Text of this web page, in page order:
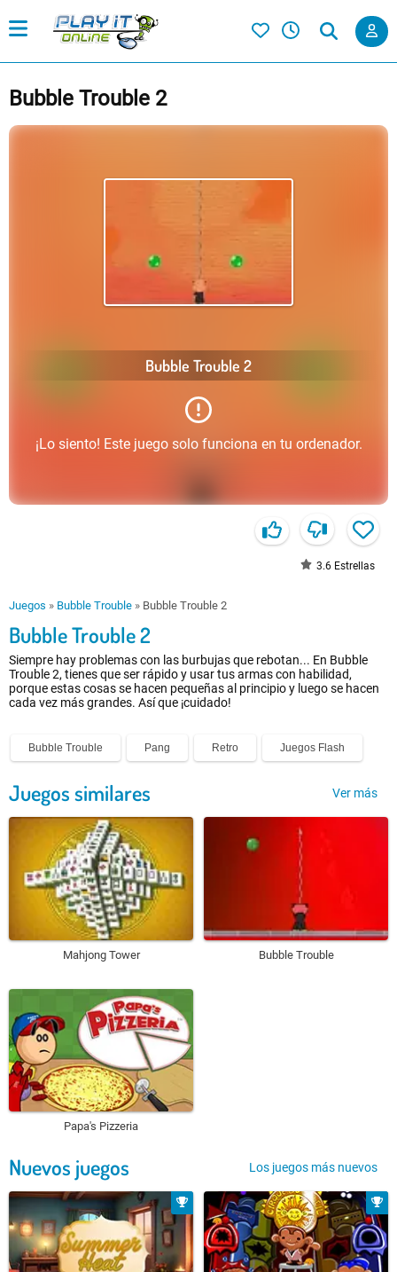
Bubble Trouble 2
Bubble Trouble 2
¡Lo siento! Este juego solo funciona en tu ordenador.
3.6 Estrellas
Juegos » Bubble Trouble » Bubble Trouble 2
Bubble Trouble 2
Siempre hay problemas con las burbujas que rebotan... En Bubble
Trouble 2, tienes que ser rápido y usar tus armas con habilidad,
porque estas cosas se hacen pequeñas al principio y luego se hacen
cada vez más grandes. Así que ¡cuidado!
Bubble Trouble Pang Retro Juegos Flash
Juegos similares Ver más
Mahjong Tower Bubble Trouble
Papa's Pizzeria
Nuevos juegos Los juegos más nuevos